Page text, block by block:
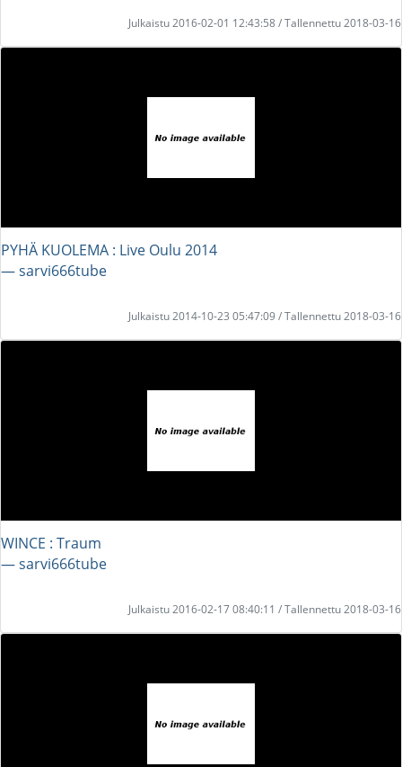
Julkaistu 2016-02-01 12:43:58 / Tallennettu 2018-03-16
PYHÄ KUOLEMA : Live Oulu 2014
― sarvi666tube
Julkaistu 2014-10-23 05:47:09 / Tallennettu 2018-03-16
WINCE : Traum
― sarvi666tube
Julkaistu 2016-02-17 08:40:11 / Tallennettu 2018-03-16